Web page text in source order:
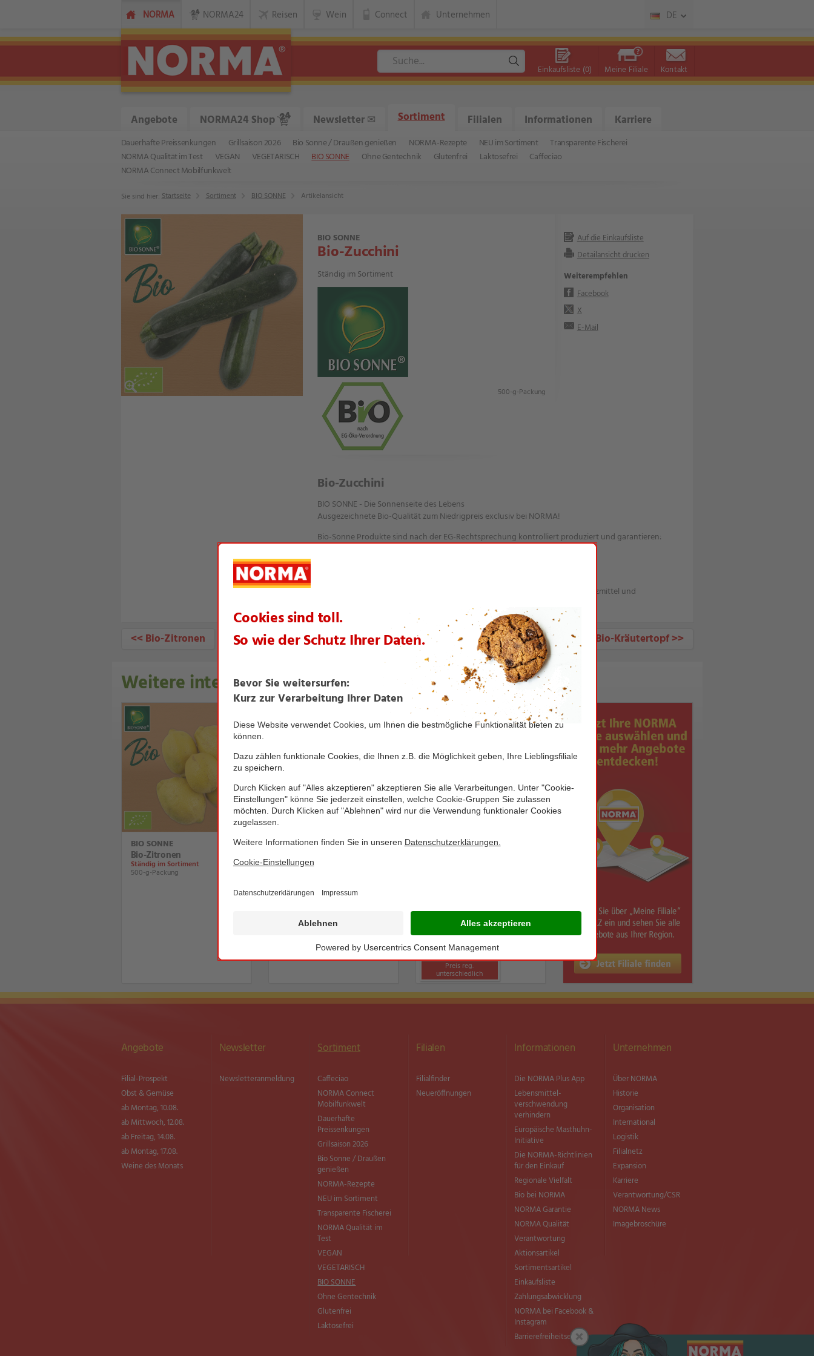
NORMA NORMA24 Reisen Wein Connect Unternehmen DE
Einkaufsliste (0) Meine Filiale Kontakt
Angebote NORMA24 Shop Newsletter✉ Sortiment
Dauerhafte Preissenkungen Grillsaison 2026 Bio Sonne / Draußen genießen NORMA-Rezepte NEU im Sortiment
Transparente Fischerei
NORMA Qualität im Test
VEGAN VEGETARISCH BIO SONNE Ohne Gentechnik Glutenfrei Laktosefrei
Caffeciao
NORMA Connect Mobilfunkwelt
Filialen Informationen Karriere
Sie sind hier: Startseite Sortiment BIO SONNE Artikelansicht
BIO SONNE
Bio-Zucchini
Ständig im Sortiment
500-g-Packung
Bio-Zucchini
BIO SONNE - Die Sonnenseite des Lebens
Ausgezeichnete Bio-Qualität zum Niedrigpreis exclusiv bei NORMA!
Bio-Sonne Produkte sind nach der EG-Rechtsprechung kontrolliert produziert und garantieren:
Ökologische Erzeugung ohne Verwendung chemischer Pflanzenschutzmittel und
Auf die Einkaufsliste
Detailansicht drucken
Weiterempfehlen
Facebook
X
E-Mail
<< Bio-Zitronen XXL Bio-Kräutertopf >>
Weitere interessante Artikel aus dieser Themenwelt
BIO SONNE
Bio-Zitronen
Ständig im Sortiment
500-g-Packung
BIO SONNE
XXL Bio-Kräutertopf
Basilikum,
BIO SONNE
Preis reg.
unterschiedlich
×
Angebote
Filial-Prospekt
Obst & Gemüse
ab Montag, 10.08.
ab Mittwoch, 12.08.
ab Freitag, 14.08.
ab Montag, 17.08.
Weine des Monats
Newsletter
Newsletter­anmeldung
Sortiment
Caffeciao
NORMA Connect
Mobilfunkwelt
Dauerhafte
Preissenkungen
Grillsaison 2026
Bio Sonne / Draußen
genießen
NORMA-Rezepte
NEU im Sortiment
Transparente Fischerei
NORMA Qualität im
Test
VEGAN
VEGETARISCH
BIO SONNE
Ohne Gentechnik
Glutenfrei
Laktosefrei
Filialen
Filialfinder
Neueröffnungen
Informationen
Die NORMA Plus App
Lebensmittel­
verschwendung
verhindern
Europäische Masthuhn-
Initiative
Die NORMA-Richtlinien
für den Einkauf
Regionale Vielfalt
Bio bei NORMA
NORMA Garantie
NORMA Qualität
Verantwortung
Aktionsartikel
Sortimentsartikel
Einkaufsliste
Zahlungsabwicklung
NORMA bei Facebook &
Instagram
Barrierefreiheitserklärung
Unternehmen
Über NORMA
Historie
Organisation
International
Logistik
Filialnetz
Expansion
Karriere
Verantwortung/CSR
NORMA News
Imagebroschüre